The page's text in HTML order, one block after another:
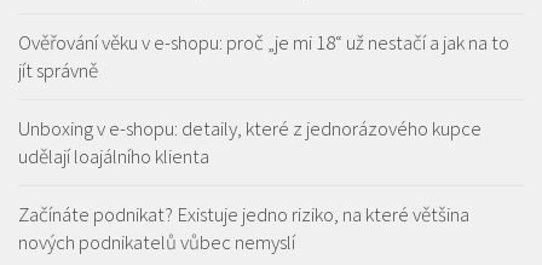
Ověřování věku v e-shopu: proč „je mi 18“ už nestačí a jak na to
jít správně
Unboxing v e-shopu: detaily, které z jednorázového kupce
udělají loajálního klienta
Začínáte podnikat? Existuje jedno riziko, na které většina
nových podnikatelů vůbec nemyslí